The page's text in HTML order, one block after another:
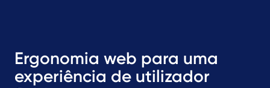
Ergonomia web para uma
experiência de utilizador